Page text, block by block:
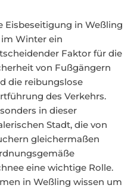
Eisbeseitigung in Weßling
Winter ein
Faktor für die
von Fußgängern
die reibungslose
des Verkehrs.
in dieser
Stadt, die von
gleichermaßen
eine wichtige Rolle.
in Weßling wissen um